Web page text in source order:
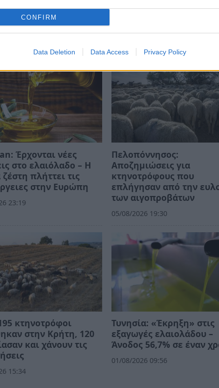
CONFIRM
Data Deletion Data Access Privacy Policy
Έρχονται νέες
στο ελαιόλαδο – Η
πλήττει τις
στην Ευρώπη
23:19
Πελοπόννησος:
Αποζημιώσεις για
κτηνοτρόφους που
επλήγησαν από την
των αιγοπροβάτων
05/08/2026 19:30
κτηνοτρόφοι
στην Κρήτη, 120
και χάνουν τις
15:34
Τυνησία: «Έκρηξη» στις
εξαγωγές ελαιολάδου –
Άνοδος 56,7% σε έναν
01/08/2026 09:56